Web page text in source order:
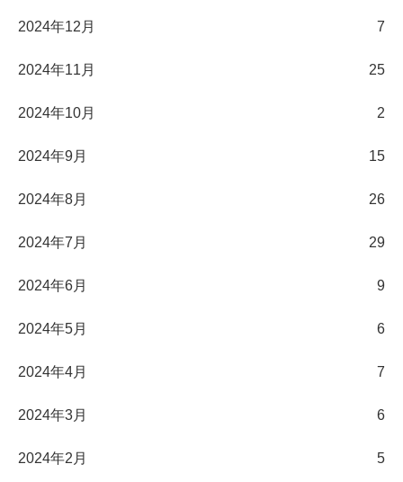
2024年12月 7
2024年11月 25
2024年10月 2
2024年9月 15
2024年8月 26
2024年7月 29
2024年6月 9
2024年5月 6
2024年4月 7
2024年3月 6
2024年2月 5